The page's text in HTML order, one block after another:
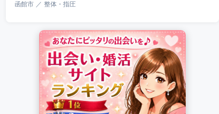
函館市 ／ 整体・指圧